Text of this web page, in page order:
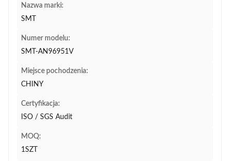
Nazwa marki:
SMT
Numer modelu:
SMT-AN96951V
Miejsce pochodzenia:
CHINY
Certyfikacja:
ISO / SGS Audit
MOQ:
1SZT